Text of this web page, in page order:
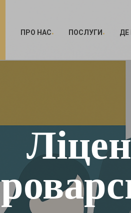
ПРО НАС ПОСЛУГИ